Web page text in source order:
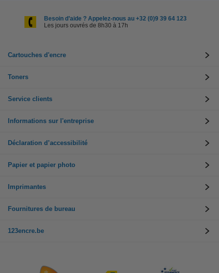
Besoin d’aide ? Appelez-nous au +32 (0)9 39 64 123
Les jours ouvrés de 8h30 à 17h
Cartouches d'encre
Toners
Service clients
Informations sur l'entreprise
Déclaration d’accessibilité
Papier et papier photo
Imprimantes
Fournitures de bureau
123encre.be